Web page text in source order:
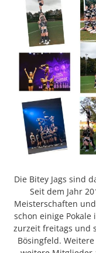
Die Bitey Jags sind
Seit dem Jahr
Meisterschaften
schon einige
zurzeit freitags und
Bösingfeld.